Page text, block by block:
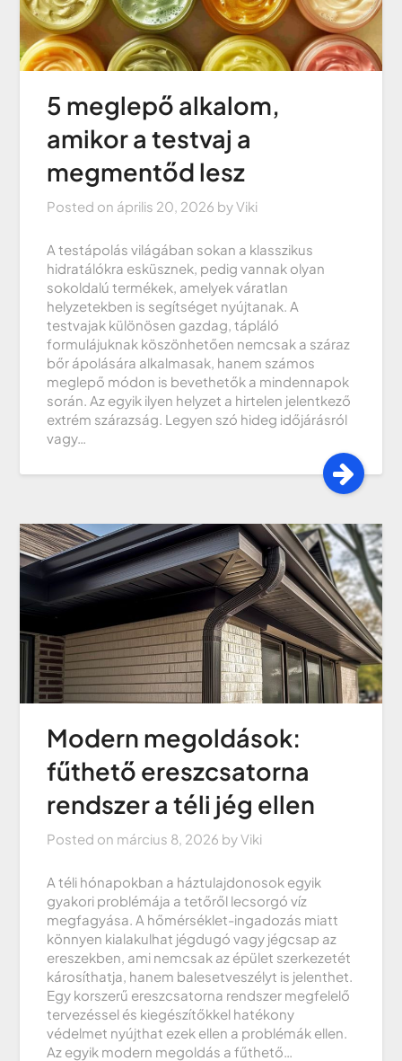
5 meglepő alkalom,
amikor a testvaj a
megmentőd lesz
Posted on április 20, 2026 byViki
A testápolás világában sokan a klasszikus
hidratálókra esküsznek, pedig vannak olyan
sokoldalú termékek, amelyek váratlan
helyzetekben is segítséget nyújtanak. A
testvajak különösen gazdag, tápláló
formulájuknak köszönhetően nemcsak a száraz
bőr ápolására alkalmasak, hanem számos
meglepő módon is bevethetők a mindennapok
során. Az egyik ilyen helyzet a hirtelen jelentkező
extrém szárazság. Legyen szó hideg időjárásról
vagy…
Modern megoldások:
fűthető ereszcsatorna
rendszer a téli jég ellen
Posted on március 8, 2026 byViki
A téli hónapokban a háztulajdonosok egyik
gyakori problémája a tetőről lecsorgó víz
megfagyása. A hőmérséklet-ingadozás miatt
könnyen kialakulhat jégdugó vagy jégcsap az
ereszekben, ami nemcsak az épület szerkezetét
károsíthatja, hanem balesetveszélyt is jelenthet.
Egy korszerű ereszcsatorna rendszer megfelelő
tervezéssel és kiegészítőkkel hatékony
védelmet nyújthat ezek ellen a problémák ellen.
Az egyik modern megoldás a fűthető…